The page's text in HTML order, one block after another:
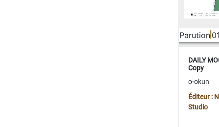
Parution
DAILY
Copy
o-okun
Éditeur :
Studio